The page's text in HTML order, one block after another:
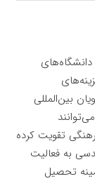
بین‌المللی
تقویت کرده
به فعالیت
تحصیل